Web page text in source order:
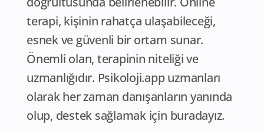
terapi, kişinin rahatça ulaşabileceği,
esnek ve güvenli bir ortam sunar.
Önemli olan, terapinin niteliği ve
uzmanlığıdır. Psikoloji.app uzmanları
olarak her zaman danışanların yanında
olup, destek sağlamak için buradayız.